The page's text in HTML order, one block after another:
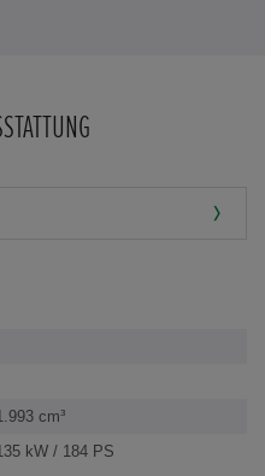
cm³
kW / 184 PS